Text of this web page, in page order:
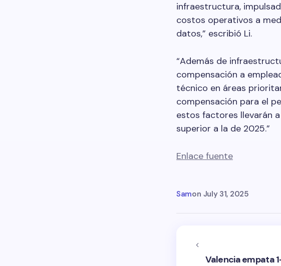
infraestructura,
costos operativos a
datos,” escribió Li.
“Además de
compensación a
técnico en áreas
compensación para el
estos factores llevarán
superior a la de 2025.”
Enlace fuente
Samon July 31, 2025
Valencia empata